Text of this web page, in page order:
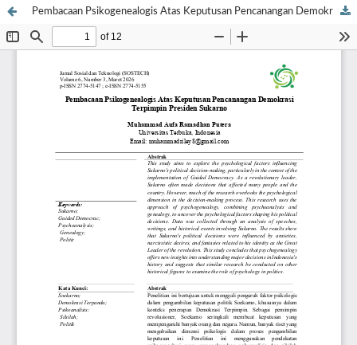
Pembacaan Psikogenealogis Atas Keputusan Pencanangan Demokrasi Terpimpin Presiden Sukarno